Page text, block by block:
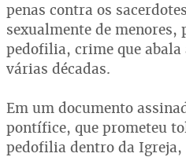
penas contra os
sexualmente de menores,
pedofilia, crime que abala
várias décadas.
Em um documento
pontífice, que prometeu
pedofilia dentro da Igreja,